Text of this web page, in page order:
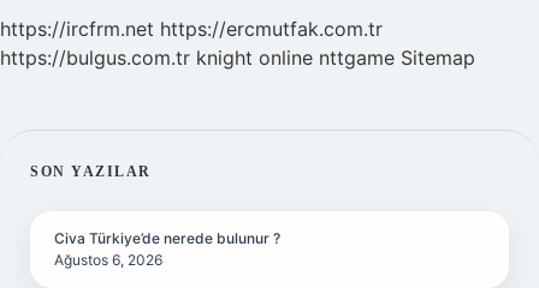
https://ircfrm.net https://ercmutfak.com.tr
https://bulgus.com.tr knight online nttgame Sitemap
SIDEBAR
SON YAZILAR
Civa Türkiye’de nerede bulunur ?
Ağustos 6, 2026